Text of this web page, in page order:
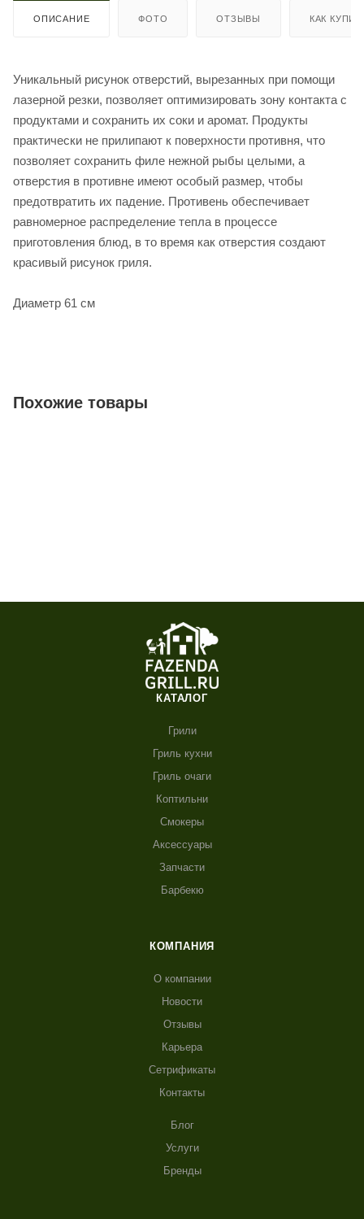
ОПИСАНИЕ ФОТО ОТЗЫВЫ КАК
Уникальный рисунок отверстий, вырезанных при помощи
лазерной резки, позволяет оптимизировать зону контакта с
продуктами и сохранить их соки и аромат. Продукты
практически не прилипают к поверхности противня, что
позволяет сохранить филе нежной рыбы целыми, а
отверстия в противне имеют особый размер, чтобы
предотвратить их падение. Противень обеспечивает
равномерное распределение тепла в процессе
приготовления блюд, в то время как отверстия создают
красивый рисунок гриля.
Диаметр 61 см
Похожие товары
КАТАЛОГ
Грили
Гриль кухни
Гриль очаги
Коптильни
Смокеры
Аксессуары
Запчасти
Барбекю
КОМПАНИЯ
О компании
Новости
Отзывы
Карьера
Сетрификаты
Контакты
Блог
Услуги
Бренды